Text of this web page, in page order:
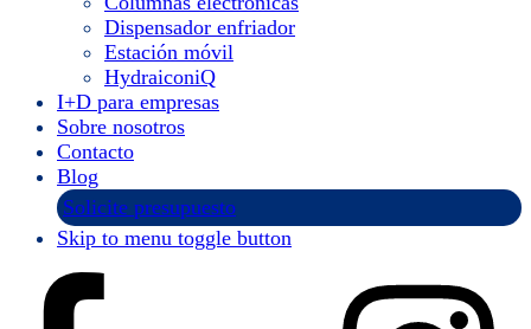
Dispensador enfriador
Estación móvil
HydraiconiQ
I+D para empresas
Sobre nosotros
Contacto
Blog
Solicite presupuesto
Skip to menu toggle button